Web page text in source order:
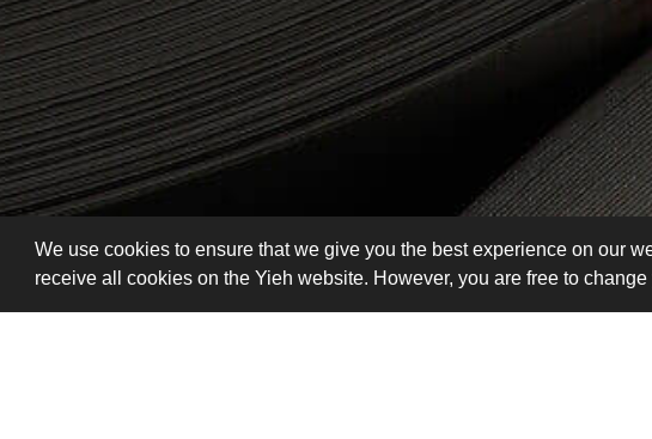
We use cookies to ensure that we give you the best experience on our
receive all cookies on the Yieh website. However, you are free to